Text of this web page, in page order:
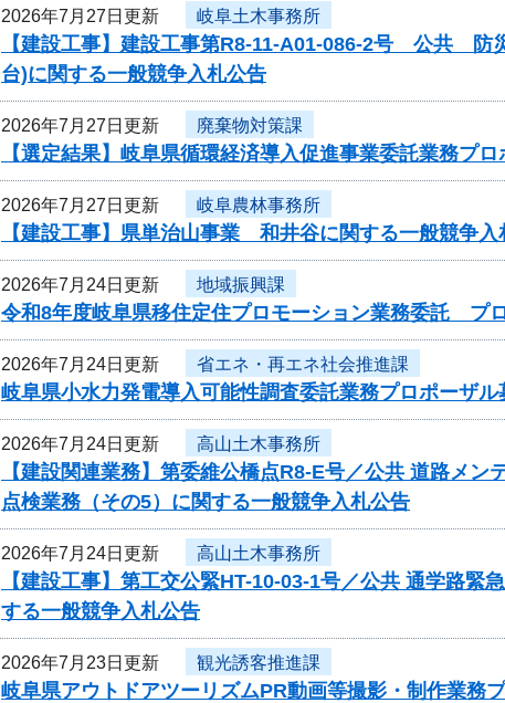
2026年7月27日更新 岐阜土木事務所
【建設工事】建設工事第R8-11-A01-086-2号 公共
台)に関する一般競争入札公告
2026年7月27日更新 廃棄物対策課
【選定結果】岐阜県循環経済導入促進事業委託業務プ
2026年7月27日更新 岐阜農林事務所
【建設工事】県単治山事業 和井谷に関する一般競争入
2026年7月24日更新 地域振興課
令和8年度岐阜県移住定住プロモーション業務委託 プ
2026年7月24日更新 省エネ・再エネ社会推進課
岐阜県小水力発電導入可能性調査委託業務プロポーザル
2026年7月24日更新 高山土木事務所
【建設関連業務】第委維公橋点R8-E号／公共 道路メ
点検業務（その5）に関する一般競争入札公告
2026年7月24日更新 高山土木事務所
【建設工事】第工交公緊HT-10-03-1号／公共 通学路
する一般競争入札公告
2026年7月23日更新 観光誘客推進課
岐阜県アウトドアツーリズムPR動画等撮影・制作業務